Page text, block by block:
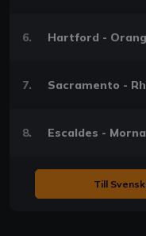
6. Hartford -
7. Sacramento -
8. Escaldes -
Till